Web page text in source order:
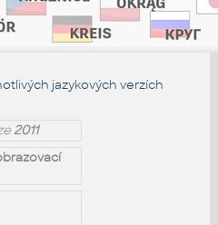
jazykových verzích
2011